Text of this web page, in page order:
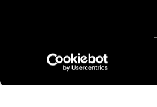
NEWSLETTER